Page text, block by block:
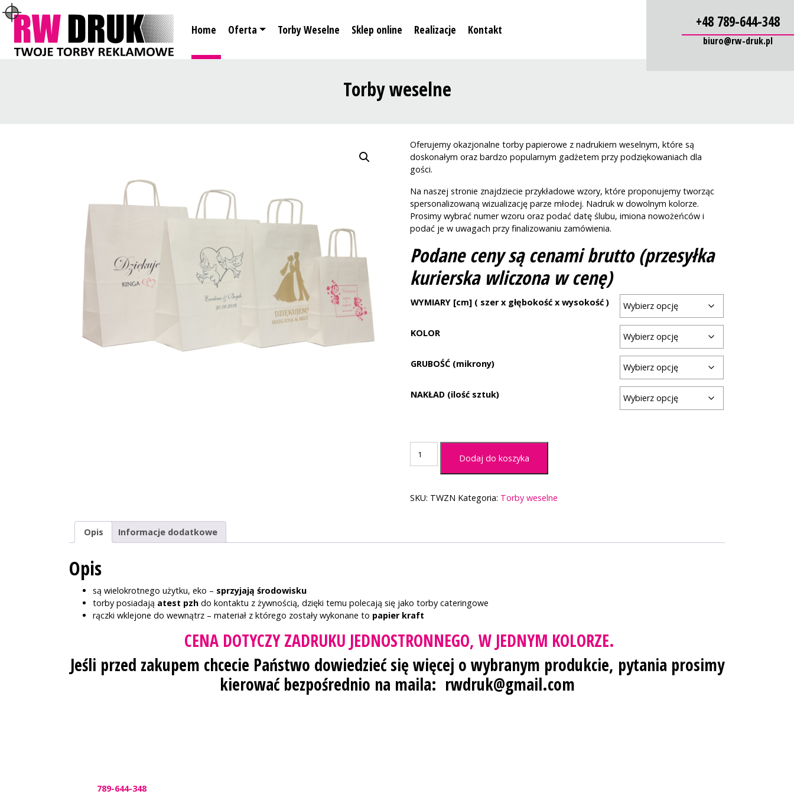
Home Oferta Torby Weselne Sklep online Realizacje Kontakt +48 789-644-348
biuro@rw-druk.pl
Torby weselne
Oferujemy okazjonalne torby papierowe z nadrukiem weselnym, które są
doskonałym oraz bardzo popularnym gadżetem przy podziękowaniach dla
gości.
Na naszej stronie znajdziecie przykładowe wzory, które proponujemy tworząc
spersonalizowaną wizualizację parze młodej. Nadruk w dowolnym kolorze.
Prosimy wybrać numer wzoru oraz podać datę ślubu, imiona nowożeńców i
podać je w uwagach przy finalizowaniu zamówienia.
Podane ceny są cenami brutto (przesyłka
kurierska wliczona w cenę)
WYMIARY [cm] ( szer x głębokość x wysokość )
KOLOR
GRUBOŚĆ (mikrony)
NAKŁAD (ilość sztuk)
Torby
weselne
Dodaj do koszyka
SKU: TWZN Kategoria: Torby weselne
Opis Informacje dodatkowe
Opis
są wielokrotnego użytku, eko – sprzyjają środowisku
torby posiadają atest pzh do kontaktu z żywnością, dzięki temu polecają się jako torby cateringowe
rączki wklejone do wewnątrz – materiał z którego zostały wykonane to papier kraft
CENA DOTYCZY ZADRUKU JEDNOSTRONNEGO, W JEDNYM KOLORZE.
Jeśli przed zakupem chcecie Państwo dowiedzieć się więcej o wybranym produkcie, pytania prosimy
kierować bezpośrednio na maila: rwdruk@gmail.com
789-644-348